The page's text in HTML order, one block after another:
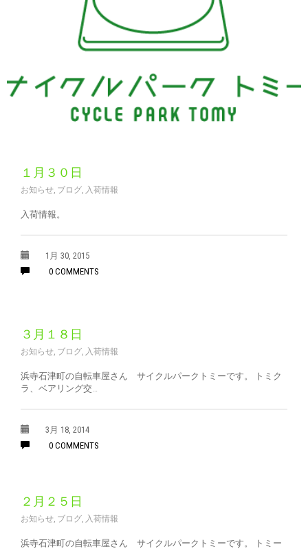
１月３０日
お知らせ ブログ 入荷情報
入荷情報。
1月 30, 2015
0 COMMENTS
３月１８日
お知らせ ブログ 入荷情報
浜寺石津町の自転車屋さん サイクルパークトミーです。 トミク
ラ、ベアリング交…
3月 18, 2014
0 COMMENTS
２月２５日
お知らせ ブログ 入荷情報
浜寺石津町の自転車屋さん サイクルパークトミーです。 トミー